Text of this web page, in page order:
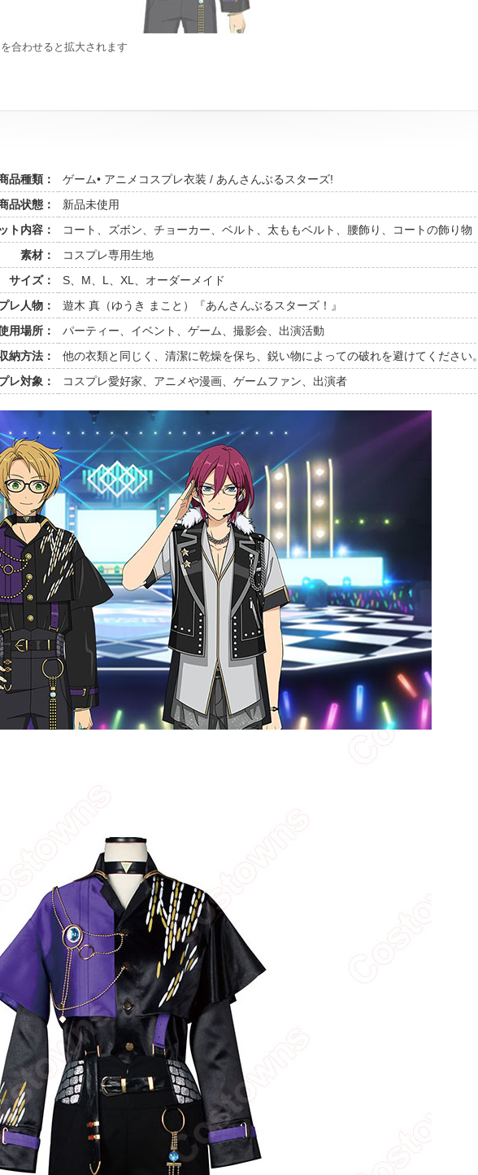
合わせると拡大されます
品種類：
ゲーム• アニメコスプレ衣装 / あんさんぶるスターズ!
品状態：
新品未使用
ト内容：
コート、ズボン、チョーカー、ベルト、太ももベルト、腰飾り、コートの飾り物
素材：
コスプレ専用生地
サイズ：
S、M、L、XL、オーダーメイド
レ人物：
遊木 真（ゆうき まこと）『あんさんぶるスターズ！』
用場所：
パーティー、イベント、ゲーム、撮影会、出演活動
納方法：
他の衣類と同じく、清潔に乾燥を保ち、鋭い物によっての破れを避けてください。
レ対象：
コスプレ愛好家、アニメや漫画、ゲームファン、出演者